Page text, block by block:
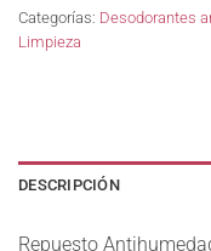
Categorías: Desodorantes
Limpieza
DESCRIPCIÓN
Repuesto